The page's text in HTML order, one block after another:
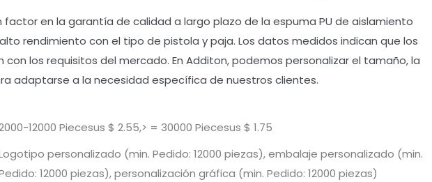
factor en la garantía de calidad a largo plazo de la espuma PU de aislamiento
rendimiento con el tipo de pistola y paja. Los datos medidos indican que los
los requisitos del mercado. En Additon, podemos personalizar el tamaño, la
adaptarse a la necesidad específica de nuestros clientes.
12000 Piecesus $ 2.55,> = 30000 Piecesus $ 1.75
personalizado (min. Pedido: 12000 piezas), embalaje personalizado (min.
12000 piezas), personalización gráfica (min. Pedido: 12000 piezas)